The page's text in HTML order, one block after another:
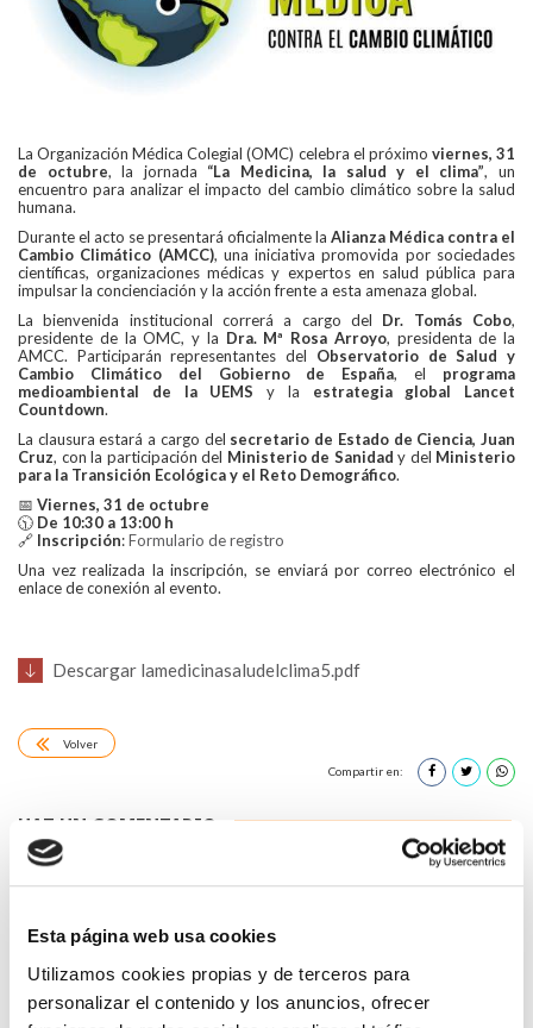
Esta página web usa cookies
Utilizamos cookies propias y de terceros para
personalizar el contenido y los anuncios, ofrecer
La Organización Médica Colegial (OMC) celebra el próximo viernes, 31
de octubre, la jornada “La Medicina, la salud y el clima”, un
encuentro para analizar el impacto del cambio climático sobre la salud
humana.
Durante el acto se presentará oficialmente la Alianza Médica contra el
Cambio Climático (AMCC), una iniciativa promovida por sociedades
científicas, organizaciones médicas y expertos en salud pública para
impulsar la concienciación y la acción frente a esta amenaza global.
La bienvenida institucional correrá a cargo del Dr. Tomás Cobo,
presidente de la OMC, y la Dra. Mª Rosa Arroyo, presidenta de la
AMCC. Participarán representantes del Observatorio de Salud y
Cambio Climático del Gobierno de España, el programa
medioambiental de la UEMS y la estrategia global Lancet
Countdown.
La clausura estará a cargo del secretario de Estado de Ciencia, Juan
Cruz, con la participación del Ministerio de Sanidad y del Ministerio
para la Transición Ecológica y el Reto Demográfico.
📅 Viernes, 31 de octubre
🕥 De 10:30 a 13:00 h
🔗 Inscripción:Formulario de registro
Una vez realizada la inscripción, se enviará por correo electrónico el
enlace de conexión al evento.
Descargar lamedicinasaludelclima5.pdf
Volver
Compartir en:
HAZ UN COMENTARIO
*Campos obligatorios